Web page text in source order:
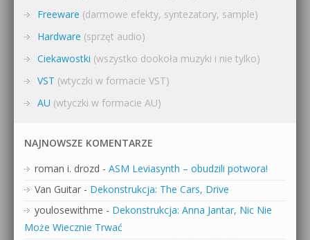
Freeware (darmowe efekty, syntezatory, sample)
Hardware (sprzęt audio)
Ciekawostki (wszystko dookoła muzyki i nie tylko)
VST (wtyczki w formacie VST)
AU (wtyczki w formacie AU)
NAJNOWSZE KOMENTARZE
roman i. drozd - ASM Leviasynth – obudzili potwora!
Van Guitar - Dekonstrukcja: The Cars, Drive
youlosewithme - Dekonstrukcja: Anna Jantar, Nic Nie
Może Wiecznie Trwać